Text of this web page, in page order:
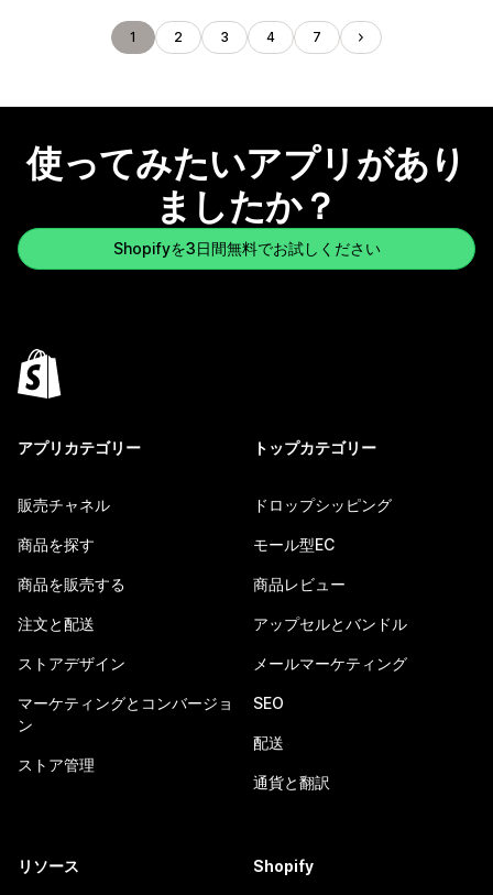
1 2 3 4 7
使ってみたいアプリがあり
ましたか？
Shopifyを3日間無料でお試しください
アプリカテゴリー
販売チャネル
商品を探す
商品を販売する
注文と配送
ストアデザイン
マーケティングとコンバージョ
ン
ストア管理
トップカテゴリー
ドロップシッピング
モール型EC
商品レビュー
アップセルとバンドル
メールマーケティング
SEO
配送
通貨と翻訳
リソース Shopify